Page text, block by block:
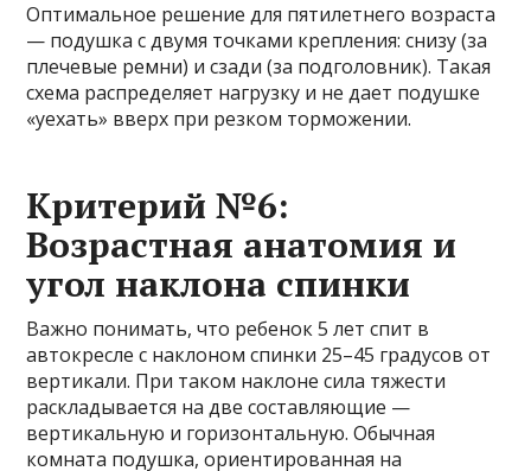
Оптимальное решение для пятилетнего возраста
— подушка с двумя точками крепления: снизу (за
плечевые ремни) и сзади (за подголовник). Такая
схема распределяет нагрузку и не дает подушке
«уехать» вверх при резком торможении.
Критерий №6:
Возрастная анатомия и
угол наклона спинки
Важно понимать, что ребенок 5 лет спит в
автокресле с наклоном спинки 25–45 градусов от
вертикали. При таком наклоне сила тяжести
раскладывается на две составляющие —
вертикальную и горизонтальную. Обычная
комната подушка, ориентированная на